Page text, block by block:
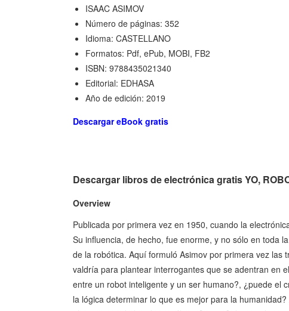
ISAAC ASIMOV
Número de páginas: 352
Idioma: CASTELLANO
Formatos: Pdf, ePub, MOBI, FB2
ISBN: 9788435021340
Editorial: EDHASA
Año de edición: 2019
Descargar eBook gratis
Descargar libros de electrónica gratis YO,
Overview
Publicada por primera vez en 1950, cuando la
Su influencia, de hecho, fue enorme, y no sólo en toda
de la robótica. Aquí formuló Asimov por primera vez
valdría para plantear interrogantes que se adentran en
entre un robot inteligente y un ser humano?, ¿puede el
la lógica determinar lo que es mejor para la